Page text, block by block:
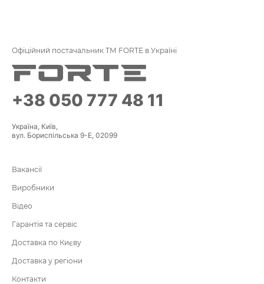
Офіційний постачальник ТМ FORTE в Україні
+38 050 777 48 11
Україна, Київ,
вул. Бориспільська 9-Е, 02099
Вакансії
Виробники
Відео
Гарантія та сервіс
Доставка по Києву
Доставка у регіони
Контакти